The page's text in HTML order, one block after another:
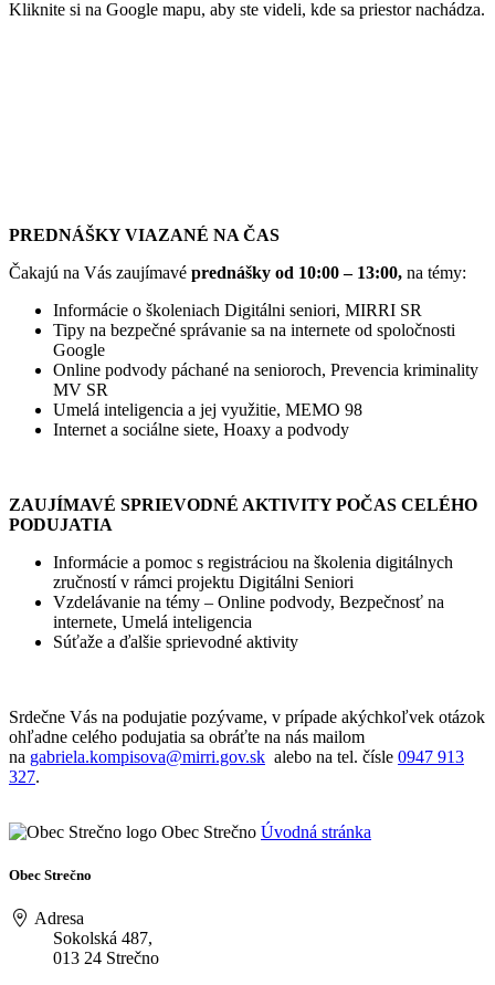
Kliknite si na Google mapu, aby ste videli, kde sa priestor nachádza.
PREDNÁŠKY VIAZANÉ NA ČAS
Čakajú na Vás zaujímavé prednášky od 10:00 – 13:00, na témy:
Informácie o školeniach Digitálni seniori, MIRRI SR
Tipy na bezpečné správanie sa na internete od spoločnosti
Google
Online podvody páchané na senioroch, Prevencia kriminality
MV SR
Umelá inteligencia a jej využitie, MEMO 98
Internet a sociálne siete, Hoaxy a podvody
ZAUJÍMAVÉ SPRIEVODNÉ AKTIVITY POČAS CELÉHO
PODUJATIA
Informácie a pomoc s registráciou na školenia digitálnych
zručností v rámci projektu Digitálni Seniori
Vzdelávanie na témy – Online podvody, Bezpečnosť na
internete, Umelá inteligencia
Súťaže a ďalšie sprievodné aktivity
Srdečne Vás na podujatie pozývame, v prípade akýchkoľvek otázok
ohľadne celého podujatia sa obráťte na nás mailom
na gabriela.kompisova@mirri.gov.sk alebo na tel. čísle 0947 913
327.
Obec Strečno Úvodná stránka
Obec Strečno
Adresa
Sokolská 487,
013 24 Strečno